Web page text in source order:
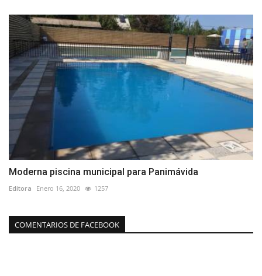
Moderna piscina municipal para Panimávida
Editora Enero 16, 2020 1257
COMENTARIOS DE FACEBOOK